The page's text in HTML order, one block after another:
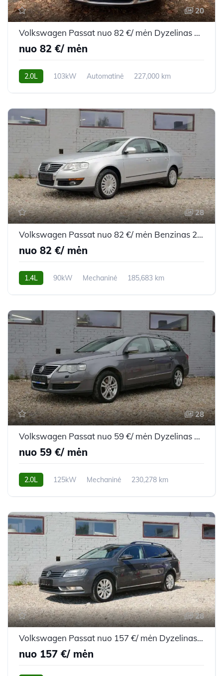
20
Volkswagen Passat nuo 82 €/ mėn Dyzelinas 2007m. Universalas Automatinė
nuo 82 €/ mėn
2.0L 103kW Automatinė
227,000 km
28
Volkswagen Passat nuo 82 €/ mėn Benzinas 2008m. Sedanas Mechaninė
nuo 82 €/ mėn
1.4L 90kW Mechaninė
185,683 km
28
Volkswagen Passat nuo 59 €/ mėn Dyzelinas 2007m. Universalas Mechaninė
nuo 59 €/ mėn
2.0L 125kW Mechaninė
230,278 km
28
Volkswagen Passat nuo 157 €/ mėn Dyzelinas 2011m. Universalas Mechaninė
nuo 157 €/ mėn